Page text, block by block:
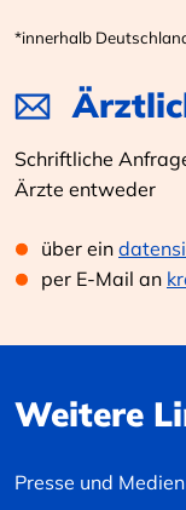
*innerhalb
Schriftliche
Ärzte entweder
über ein
per E-Mail an
Weitere
Presse und Medien